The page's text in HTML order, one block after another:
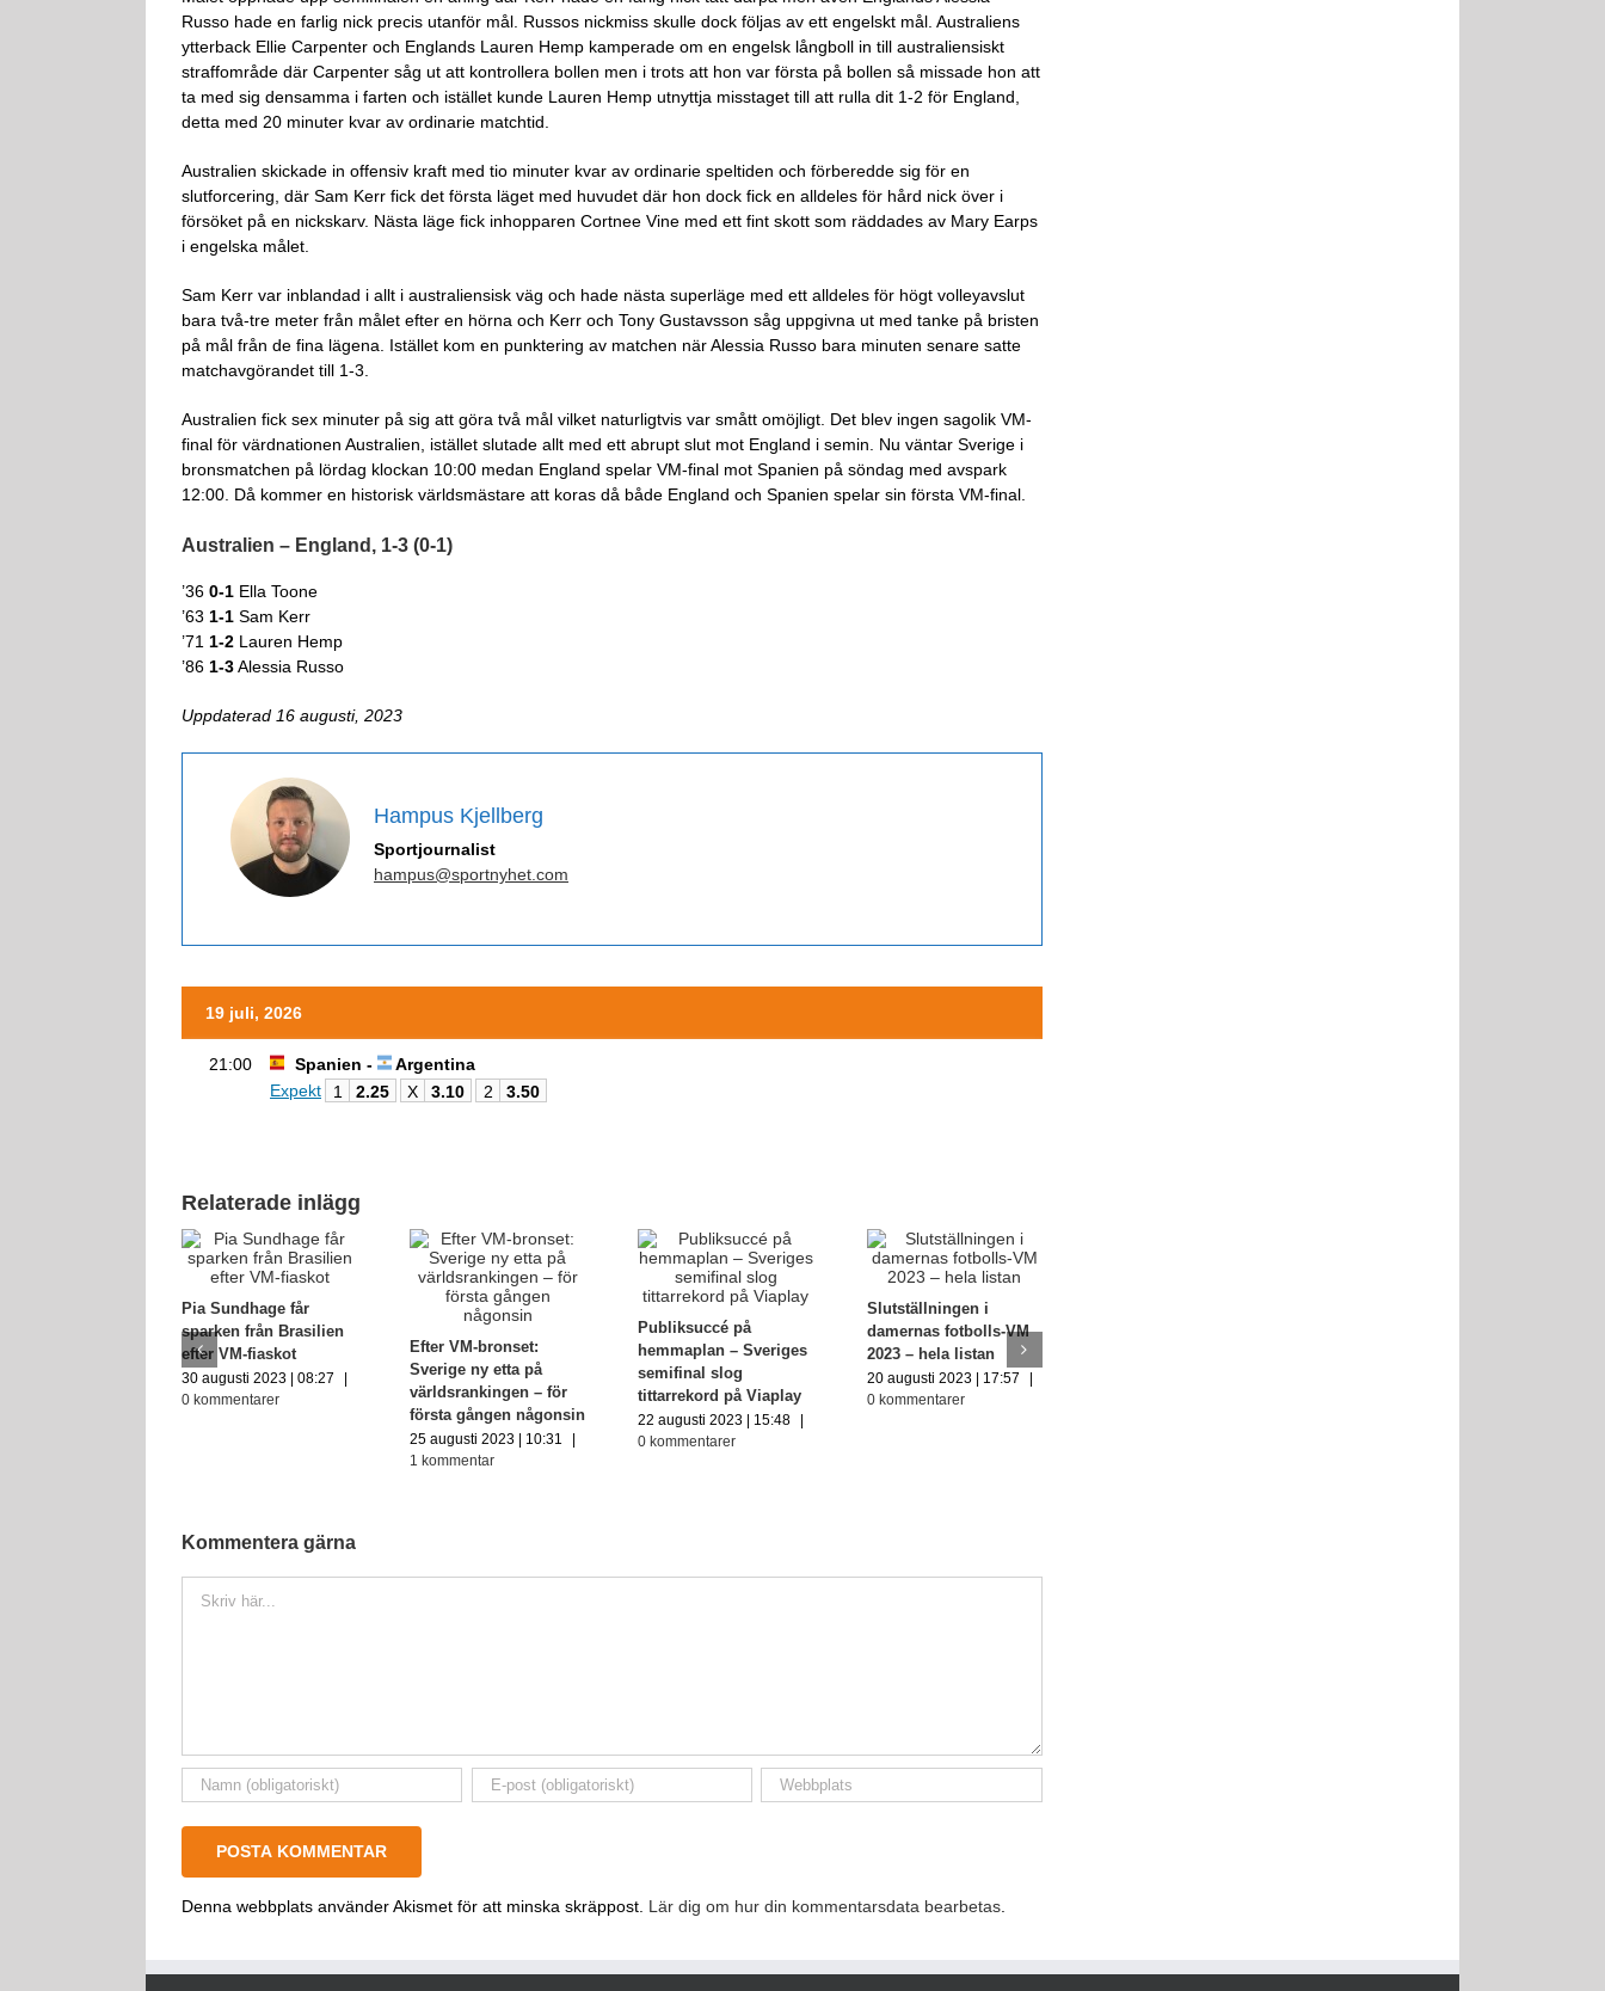
Russo hade en farlig nick precis utanför mål. Russos nickmiss skulle dock följas av ett engelskt mål. Australiens
ytterback Ellie Carpenter och Englands Lauren Hemp kamperade om en engelsk långboll in till australiensiskt
straffområde där Carpenter såg ut att kontrollera bollen men i trots att hon var första på bollen så missade hon att
ta med sig densamma i farten och istället kunde Lauren Hemp utnyttja misstaget till att rulla dit 1-2 för England,
detta med 20 minuter kvar av ordinarie matchtid.
Australien skickade in offensiv kraft med tio minuter kvar av ordinarie speltiden och förberedde sig för en
slutforcering, där Sam Kerr fick det första läget med huvudet där hon dock fick en alldeles för hård nick över i
försöket på en nickskarv. Nästa läge fick inhopparen Cortnee Vine med ett fint skott som räddades av Mary Earps
i engelska målet.
Sam Kerr var inblandad i allt i australiensisk väg och hade nästa superläge med ett alldeles för högt volleyavslut
bara två-tre meter från målet efter en hörna och Kerr och Tony Gustavsson såg uppgivna ut med tanke på bristen
på mål från de fina lägena. Istället kom en punktering av matchen när Alessia Russo bara minuten senare satte
matchavgörandet till 1-3.
Australien fick sex minuter på sig att göra två mål vilket naturligtvis var smått omöjligt. Det blev ingen sagolik VM-
final för värdnationen Australien, istället slutade allt med ett abrupt slut mot England i semin. Nu väntar Sverige i
bronsmatchen på lördag klockan 10:00 medan England spelar VM-final mot Spanien på söndag med avspark
12:00. Då kommer en historisk världsmästare att koras då både England och Spanien spelar sin första VM-final.
Australien – England, 1-3 (0-1)
’36 0-1 Ella Toone
’63 1-1 Sam Kerr
’71 1-2 Lauren Hemp
’86 1-3Alessia Russo
Uppdaterad 16 augusti, 2023
Hampus Kjellberg
Sportjournalist
hampus@sportnyhet.com
19 juli, 2026
21:00 Spanien -
Argentina
Expekt
1 2.25 X 3.10 2 3.50
Relaterade inlägg
Pia Sundhage får
sparken från Brasilien
efter VM-fiaskot
30 augusti 2023 | 08:27
|
0 kommentarer
Efter VM-bronset:
Sverige ny etta på
världsrankingen – för
första gången någonsin
25 augusti 2023 | 10:31
|
1 kommentar
Publiksuccé på
hemmaplan – Sveriges
semifinal slog
tittarrekord på Viaplay
22 augusti 2023 | 15:48
|
0 kommentarer
Slutställningen i
damernas fotbolls-VM
2023 – hela listan
20 augusti 2023 | 17:57
|
0 kommentarer
Kommentera gärna
Denna webbplats använder Akismet för att minska skräppost. Lär dig om hur din kommentarsdata bearbetas